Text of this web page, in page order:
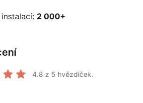
2 000+
4.8 z 5 hvězdiček.